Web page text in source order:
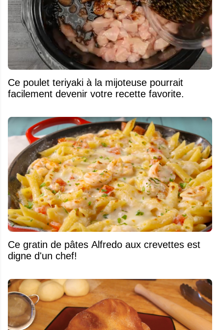
Ce poulet teriyaki à la mijoteuse pourrait
facilement devenir votre recette favorite.
Ce gratin de pâtes Alfredo aux crevettes est
digne d'un chef!